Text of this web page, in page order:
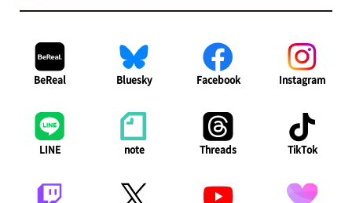
BeReal Bluesky Facebook Instagram
LINE note Threads TikTok